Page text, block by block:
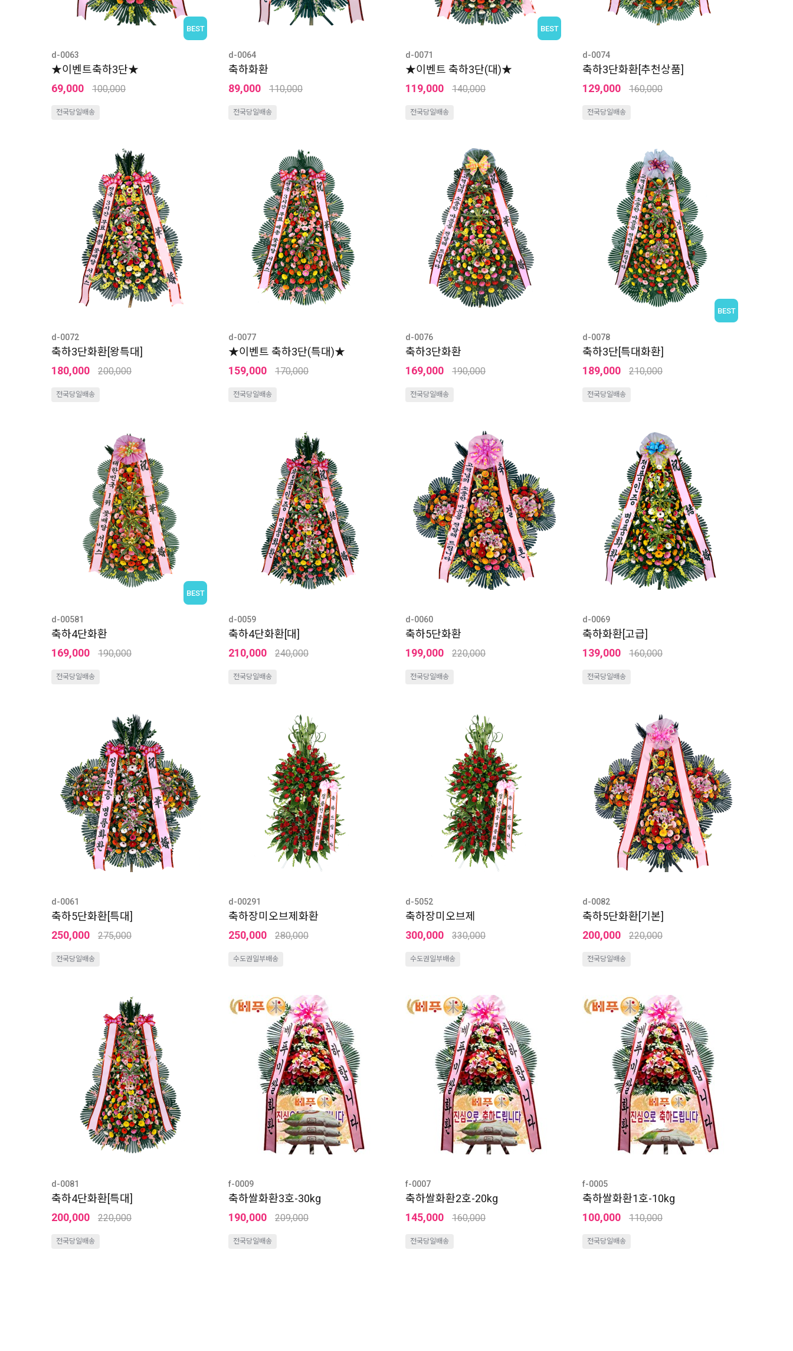
BEST
d-0063
★이벤트축하3단★
69,000
100,000
전국당일배송
d-0064
축하화환
89,000
110,000
전국당일배송
BEST
d-0071
★이벤트 축하3단(대)★
119,000
140,000
전국당일배송
d-0074
축하3단화환[추천상품]
129,000
160,000
전국당일배송
d-0072
축하3단화환[왕특대]
180,000
200,000
전국당일배송
d-0077
★이벤트 축하3단(특대)★
159,000
170,000
전국당일배송
d-0076
축하3단화환
169,000
190,000
전국당일배송
BEST
d-0078
축하3단[특대화환]
189,000
210,000
전국당일배송
BEST
d-00581
축하4단화환
169,000
190,000
전국당일배송
d-0059
축하4단화환[대]
210,000
240,000
전국당일배송
d-0060
축하5단화환
199,000
220,000
전국당일배송
d-0069
축하화환[고급]
139,000
160,000
전국당일배송
d-0061
축하5단화환[특대]
250,000
275,000
전국당일배송
d-00291
축하장미오브제화환
250,000
280,000
수도권일부배송
d-5052
축하장미오브제
300,000
330,000
수도권일부배송
d-0082
축하5단화환[기본]
200,000
220,000
전국당일배송
d-0081
축하4단화환[특대]
200,000
220,000
전국당일배송
f-0009
축하쌀화환3호-30kg
190,000
209,000
전국당일배송
f-0007
축하쌀화환2호-20kg
145,000
160,000
전국당일배송
f-0005
축하쌀화환1호-10kg
100,000
110,000
전국당일배송